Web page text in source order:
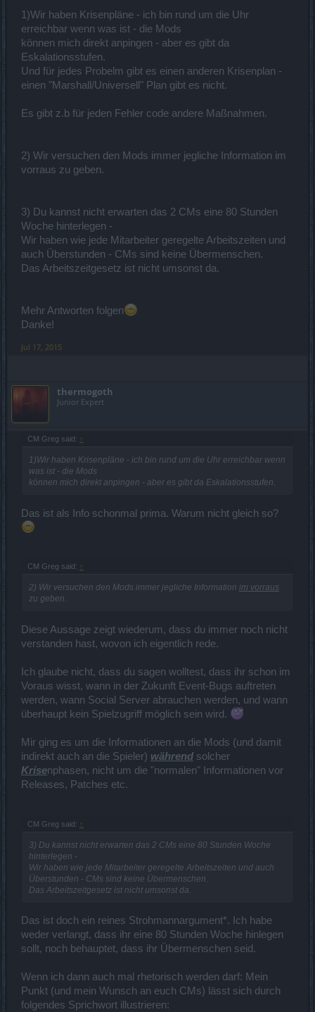
Danke für die Ehrlichkeit.
1)Wir haben Krisenpläne - ich bin rund um die Uhr
erreichbar wenn was ist - die Mods
können mich direkt anpingen - aber es gibt da
Eskalationsstufen.
Und für jedes Probelm gibt es einen anderen Krisenplan -
einen "Marshall/Universell" Plan gibt es nicht.
Es gibt z.b für jeden Fehler code andere Maßnahmen.
2) Wir versuchen den Mods immer jegliche Information im
vorraus zu geben.
3) Du kannst nicht erwarten das 2 CMs eine 80 Stunden
Woche hinterlegen -
Wir haben wie jede Mitarbeiter geregelte Arbeitszeiten und
auch Überstunden - CMs sind keine Übermenschen.
Das Arbeitszeitgesetz ist nicht umsonst da.
Mehr Antworten folgen
Danke!
Jul 17, 2015
thermogoth
Junior Expert
CM Greg said: ↑
1)Wir haben Krisenpläne - ich bin rund um die Uhr erreichbar wenn
was ist - die Mods
können mich direkt anpingen - aber es gibt da Eskalationsstufen.
Das ist als Info schonmal prima. Warum nicht gleich so?
CM Greg said: ↑
2) Wir versuchen den Mods immer jegliche Information im vorraus
zu geben.
Diese Aussage zeigt wiederum, dass du immer noch nicht
verstanden hast, wovon ich eigentlich rede.
Ich glaube nicht, dass du sagen wolltest, dass ihr schon im
Voraus wisst, wann in der Zukunft Event-Bugs auftreten
werden, wann Social Server abrauchen werden, und wann
überhaupt kein Spielzugriff möglich sein wird.
Mir ging es um die Informationen an die Mods (und damit
indirekt auch an die Spieler) während solcher
Krisenphasen, nicht um die "normalen" Informationen vor
Releases, Patches etc.
CM Greg said: ↑
3) Du kannst nicht erwarten das 2 CMs eine 80 Stunden Woche
hinterlegen -
Wir haben wie jede Mitarbeiter geregelte Arbeitszeiten und auch
Überstunden - CMs sind keine Übermenschen.
Das Arbeitszeitgesetz ist nicht umsonst da.
Das ist doch ein reines Strohmannargument*. Ich habe
weder verlangt, dass ihr eine 80 Stunden Woche hinlegen
sollt, noch behauptet, dass ihr Übermenschen seid.
Wenn ich dann auch mal rhetorisch werden darf: Mein
Punkt (und mein Wunsch an euch CMs) lässt sich durch
folgendes Sprichwort illustrieren: